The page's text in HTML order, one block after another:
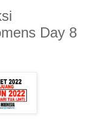
Day 8